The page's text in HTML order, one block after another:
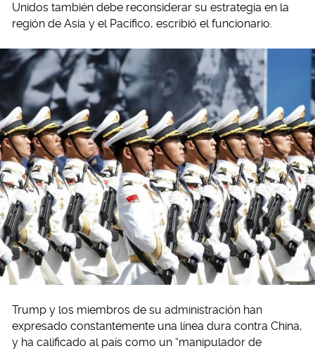
Unidos también debe reconsiderar su estrategia en la
región de Asia y el Pacífico, escribió el funcionario.
Trump y los miembros de su administración han
expresado constantemente una línea dura contra China,
y ha calificado al país como un “manipulador de